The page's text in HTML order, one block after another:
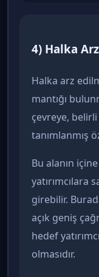
4) Halka
Halka arz
mantığı
çevreye, belirli
tanımlanmış
Bu alanın
yatırımcılara
girebilir.
açık geniş
hedef
olmasıdır.